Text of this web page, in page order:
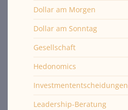
Dollar am Morgen
Dollar am Sonntag
Gesellschaft
Hedonomics
Investmententscheidungen
Leadership-Beratung